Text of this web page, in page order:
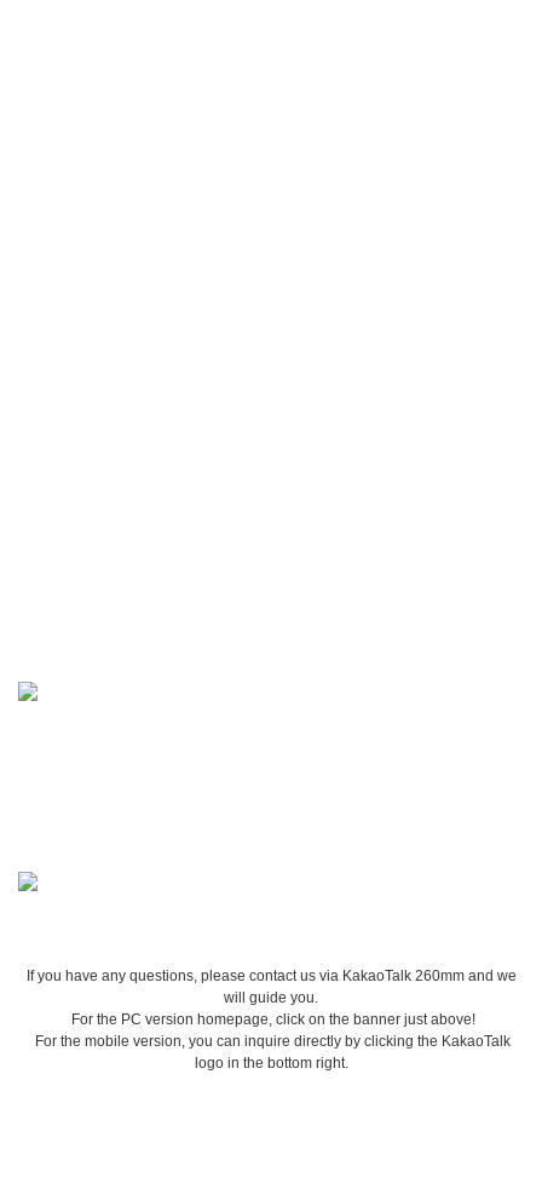
If you have any questions, please contact us via KakaoTalk 260mm and we
will guide you.
For the PC version homepage, click on the banner just above!
For the mobile version, you can inquire directly by clicking the KakaoTalk
logo in the bottom right.